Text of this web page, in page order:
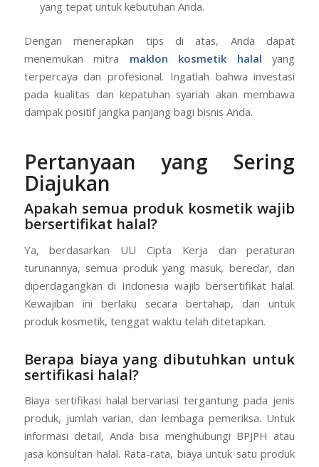
yang tepat untuk kebutuhan Anda.
Dengan menerapkan tips di atas, Anda dapat
menemukan mitra maklon kosmetik halal yang
terpercaya dan profesional. Ingatlah bahwa investasi
pada kualitas dan kepatuhan syariah akan membawa
dampak positif jangka panjang bagi bisnis Anda.
Pertanyaan yang Sering
Diajukan
Apakah semua produk kosmetik wajib
bersertifikat halal?
Ya, berdasarkan UU Cipta Kerja dan peraturan
turunannya, semua produk yang masuk, beredar, dan
diperdagangkan di Indonesia wajib bersertifikat halal.
Kewajiban ini berlaku secara bertahap, dan untuk
produk kosmetik, tenggat waktu telah ditetapkan.
Berapa biaya yang dibutuhkan untuk
sertifikasi halal?
Biaya sertifikasi halal bervariasi tergantung pada jenis
produk, jumlah varian, dan lembaga pemeriksa. Untuk
informasi detail, Anda bisa menghubungi BPJPH atau
jasa konsultan halal. Rata-rata, biaya untuk satu produk